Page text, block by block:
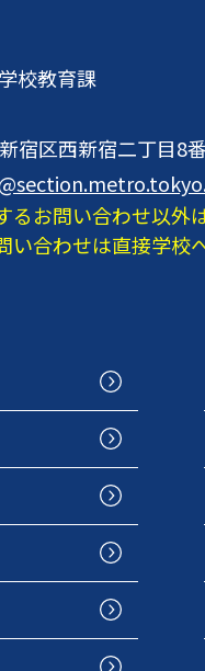
校教育課
宿区西新宿二丁目8
るお問い合わせ以外
い合わせは直接学校